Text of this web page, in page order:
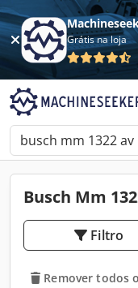
Grátis na loja
Busch Mm
Filtro
Remover todos